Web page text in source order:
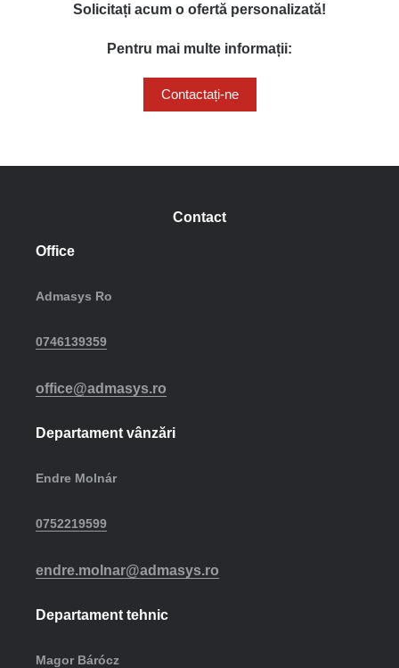
Solicitați acum o ofertă personalizată!
Pentru mai multe informații:
Contactați-ne
Contact
Office
Admasys Ro
0746139359
office@admasys.ro
Departament vânzări
Endre Molnár
0752219599
endre.molnar@admasys.ro
Departament tehnic
Magor Bárócz